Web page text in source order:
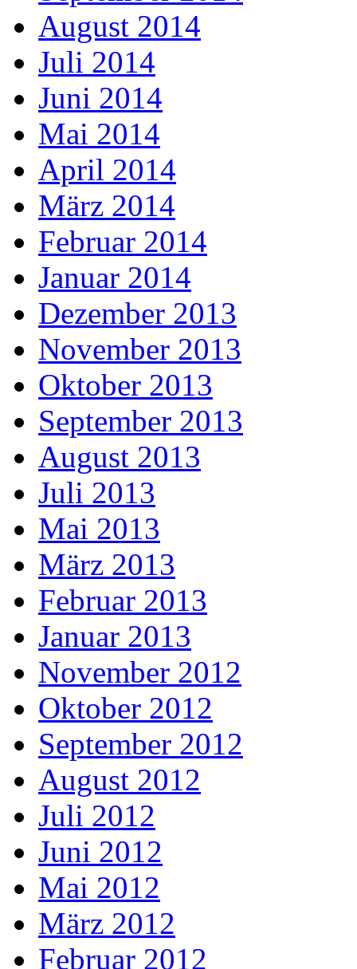
August 2014
Juli 2014
Juni 2014
Mai 2014
April 2014
März 2014
Februar 2014
Januar 2014
Dezember 2013
November 2013
Oktober 2013
September 2013
August 2013
Juli 2013
Mai 2013
März 2013
Februar 2013
Januar 2013
November 2012
Oktober 2012
September 2012
August 2012
Juli 2012
Juni 2012
Mai 2012
März 2012
Februar 2012